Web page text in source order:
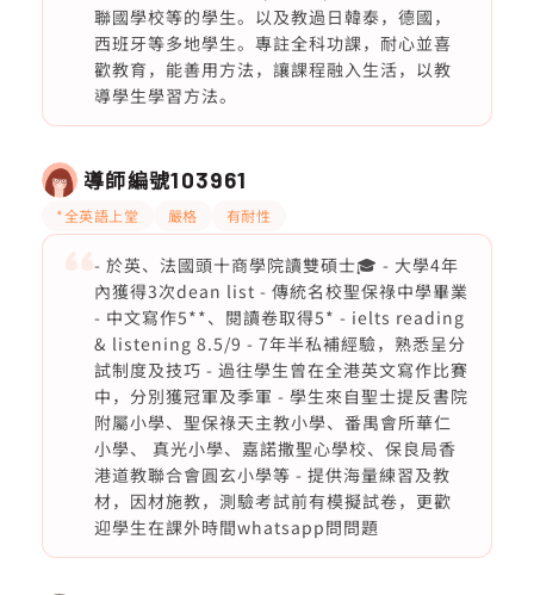
聯國學校等的學生。以及教過日韓泰，德國，
西班牙等多地學生。專註全科功課，耐心並喜
歡教育，能善用方法，讓課程融入生活，以教
導學生學習方法。
導師編號103961
*全英語上堂 嚴格 有耐性
- 於英、法國頭十商學院讀雙碩士🎓 - 大學4年
內獲得3次dean list - 傳統名校聖保祿中學畢業
- 中文寫作5**、閱讀卷取得5* - ielts reading
& listening 8.5/9 - 7年半私補經驗，熟悉呈分
試制度及技巧 - 過往學生曾在全港英文寫作比賽
中，分別獲冠軍及季軍 - 學生來自聖士提反書院
附屬小學、聖保祿天主教小學、番禺會所華仁
小學、 真光小學、嘉諾撒聖心學校、保良局香
港道教聯合會圓玄小學等 - 提供海量練習及教
材，因材施教，測驗考試前有模擬試卷，更歡
迎學生在課外時間whatsapp問問題